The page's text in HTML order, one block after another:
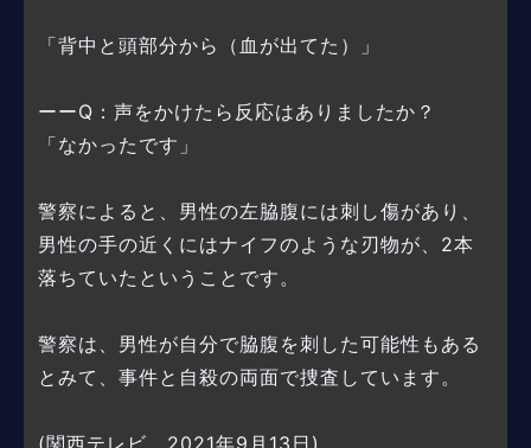
「背中と頭部分から（血が出てた）」
ーーQ：声をかけたら反応はありましたか？
「なかったです」
警察によると、男性の左脇腹には刺し傷があり、
男性の手の近くにはナイフのような刃物が、2本
落ちていたということです。
警察は、男性が自分で脇腹を刺した可能性もある
とみて、事件と自殺の両面で捜査しています。